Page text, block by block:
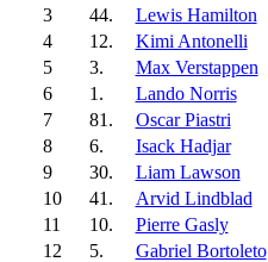
3
44. Lewis Hamilton
4
12. Kimi Antonelli
5
3. Max Verstappen
6
1. Lando Norris
7
81. Oscar Piastri
8
6. Isack Hadjar
9
30. Liam Lawson
10
41. Arvid Lindblad
11
10. Pierre Gasly
12
5. Gabriel Bortoleto